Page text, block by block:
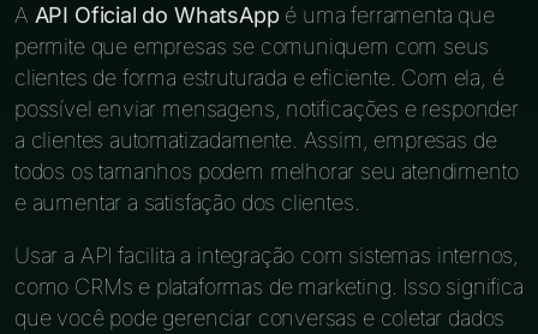
A API Oficial do WhatsApp é uma ferramenta que
permite que empresas se comuniquem com seus
clientes de forma estruturada e eficiente. Com ela, é
possível enviar mensagens, notificações e responder
a clientes automatizadamente. Assim, empresas de
todos os tamanhos podem melhorar seu atendimento
e aumentar a satisfação dos clientes.
Usar a API facilita a integração com sistemas internos,
como CRMs e plataformas de marketing. Isso significa
que você pode gerenciar conversas e coletar dados